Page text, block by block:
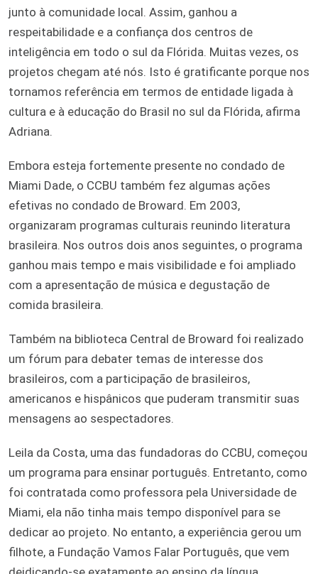
junto à comunidade local. Assim, ganhou a
respeitabilidade e a confiança dos centros de
inteligência em todo o sul da Flórida. Muitas vezes, os
projetos chegam até nós. Isto é gratificante porque nos
tornamos referência em termos de entidade ligada à
cultura e à educação do Brasil no sul da Flórida, afirma
Adriana.
Embora esteja fortemente presente no condado de
Miami Dade, o CCBU também fez algumas ações
efetivas no condado de Broward. Em 2003,
organizaram programas culturais reunindo literatura
brasileira. Nos outros dois anos seguintes, o programa
ganhou mais tempo e mais visibilidade e foi ampliado
com a apresentação de música e degustação de
comida brasileira.
Também na biblioteca Central de Broward foi realizado
um fórum para debater temas de interesse dos
brasileiros, com a participação de brasileiros,
americanos e hispânicos que puderam transmitir suas
mensagens ao sespectadores.
Leila da Costa, uma das fundadoras do CCBU, começou
um programa para ensinar português. Entretanto, como
foi contratada como professora pela Universidade de
Miami, ela não tinha mais tempo disponível para se
dedicar ao projeto. No entanto, a experiência gerou um
filhote, a Fundação Vamos Falar Português, que vem